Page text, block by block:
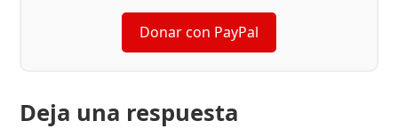
Donar con PayPal
Deja una respuesta